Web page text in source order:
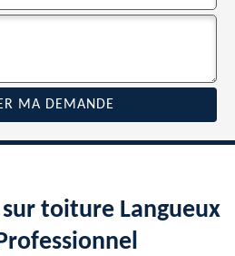
toiture Langueux